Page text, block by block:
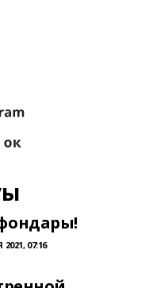
07:16